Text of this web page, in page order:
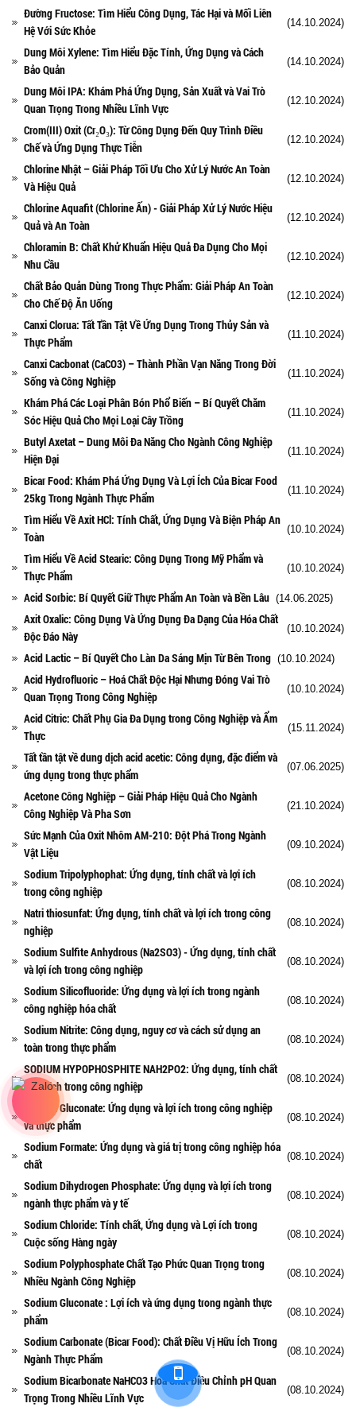
Đường Fructose: Tìm Hiểu Công Dụng, Tác Hại và Mối Liên
Hệ Với Sức Khỏe
(14.10.2024)
Dung Môi Xylene: Tìm Hiểu Đặc Tính, Ứng Dụng và Cách
Bảo Quản
(14.10.2024)
Dung Môi IPA: Khám Phá Ứng Dụng, Sản Xuất và Vai Trò
Quan Trọng Trong Nhiều Lĩnh Vực
(12.10.2024)
Crom(III) Oxit (Cr₂O₃): Từ Công Dụng Đến Quy Trình Điều
Chế và Ứng Dụng Thực Tiễn
(12.10.2024)
Chlorine Nhật – Giải Pháp Tối Ưu Cho Xử Lý Nước An Toàn
Và Hiệu Quả
(12.10.2024)
Chlorine Aquafit (Chlorine Ấn) - Giải Pháp Xử Lý Nước Hiệu
Quả và An Toàn
(12.10.2024)
Chloramin B: Chất Khử Khuẩn Hiệu Quả Đa Dụng Cho Mọi
Nhu Cầu
(12.10.2024)
Chất Bảo Quản Dùng Trong Thực Phẩm: Giải Pháp An Toàn
Cho Chế Độ Ăn Uống
(12.10.2024)
Canxi Clorua: Tất Tần Tật Về Ứng Dụng Trong Thủy Sản và
Thực Phẩm
(11.10.2024)
Canxi Cacbonat (CaCO3) – Thành Phần Vạn Năng Trong Đời
Sống và Công Nghiệp
(11.10.2024)
Khám Phá Các Loại Phân Bón Phổ Biến – Bí Quyết Chăm
Sóc Hiệu Quả Cho Mọi Loại Cây Trồng
(11.10.2024)
Butyl Axetat – Dung Môi Đa Năng Cho Ngành Công Nghiệp
Hiện Đại
(11.10.2024)
Bicar Food: Khám Phá Ứng Dụng Và Lợi Ích Của Bicar Food
25kg Trong Ngành Thực Phẩm
(11.10.2024)
Tìm Hiểu Về Axit HCl: Tính Chất, Ứng Dụng Và Biện Pháp An
Toàn
(10.10.2024)
Tìm Hiểu Về Acid Stearic: Công Dụng Trong Mỹ Phẩm và
Thực Phẩm
(10.10.2024)
Acid Sorbic: Bí Quyết Giữ Thực Phẩm An Toàn và Bền Lâu (14.06.2025)
Axit Oxalic: Công Dụng Và Ứng Dụng Đa Dạng Của Hóa Chất
Độc Đáo Này
(10.10.2024)
Acid Lactic – Bí Quyết Cho Làn Da Sáng Mịn Từ Bên Trong (10.10.2024)
Acid Hydrofluoric – Hoá Chất Độc Hại Nhưng Đóng Vai Trò
Quan Trọng Trong Công Nghiệp
(10.10.2024)
Acid Citric: Chất Phụ Gia Đa Dụng trong Công Nghiệp và Ẩm
Thực
(15.11.2024)
Tất tần tật về dung dịch acid acetic: Công dụng, đặc điểm và
ứng dụng trong thực phẩm
(07.06.2025)
Acetone Công Nghiệp – Giải Pháp Hiệu Quả Cho Ngành
Công Nghiệp Và Pha Sơn
(21.10.2024)
Sức Mạnh Của Oxit Nhôm AM-210: Đột Phá Trong Ngành
Vật Liệu
(09.10.2024)
Sodium Tripolyphophat: Ứng dụng, tính chất và lợi ích
trong công nghiệp
(08.10.2024)
Natri thiosunfat: Ứng dụng, tính chất và lợi ích trong công
nghiệp
(08.10.2024)
Sodium Sulfite Anhydrous (Na2SO3) - Ứng dụng, tính chất
và lợi ích trong công nghiệp
(08.10.2024)
Sodium Silicofluoride: Ứng dụng và lợi ích trong ngành
công nghiệp hóa chất
(08.10.2024)
Sodium Nitrite: Công dụng, nguy cơ và cách sử dụng an
toàn trong thực phẩm
(08.10.2024)
SODIUM HYPOPHOSPHITE NAH2PO2: Ứng dụng, tính chất
và lợi ích trong công nghiệp
(08.10.2024)
Sodium Gluconate: Ứng dụng và lợi ích trong công nghiệp
và thực phẩm
(08.10.2024)
Sodium Formate: Ứng dụng và giá trị trong công nghiệp hóa
chất
(08.10.2024)
Sodium Dihydrogen Phosphate: Ứng dụng và lợi ích trong
ngành thực phẩm và y tế
(08.10.2024)
Sodium Chloride: Tính chất, Ứng dụng và Lợi ích trong
Cuộc sống Hàng ngày
(08.10.2024)
Sodium Polyphosphate Chất Tạo Phức Quan Trọng trong
Nhiều Ngành Công Nghiệp
(08.10.2024)
Sodium Gluconate : Lợi ích và ứng dụng trong ngành thực
phẩm
(08.10.2024)
Sodium Carbonate (Bicar Food): Chất Điều Vị Hữu Ích Trong
Ngành Thực Phẩm
(08.10.2024)
Sodium Bicarbonate NaHCO3 Hoá Chất Điều Chỉnh pH Quan
Trọng Trong Nhiều Lĩnh Vực
(08.10.2024)